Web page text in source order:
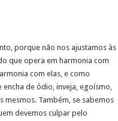
porque não nos ajustamos às
que opera em harmonia com
com elas, e como
de ódio, inveja, egoísmo,
mesmos. Também, se sabemos
devemos culpar pelo